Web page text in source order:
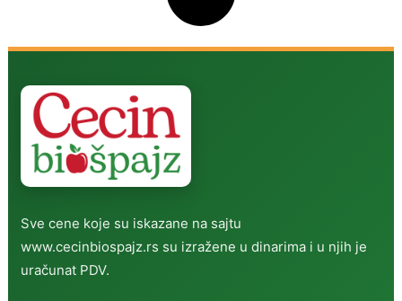
Sve cene koje su iskazane na sajtu
www.cecinbiospajz.rs su izražene u dinarima i u njih je
uračunat PDV.